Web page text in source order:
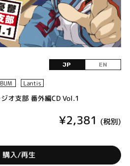
JP EN
Lantis
オ支部 番外編CD Vol.1
¥2,381 (税別)
購入/再生